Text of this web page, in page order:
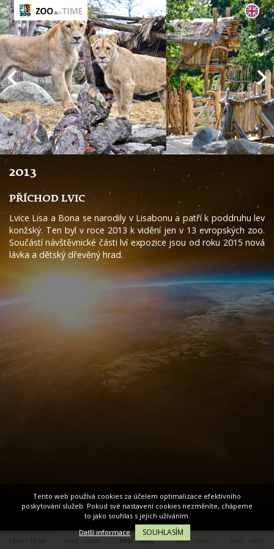
2013
PŘÍCHOD LVIC
Lvice Lisa a Bona se narodily v Lisabonu a patří k poddruhu lev
konžský. Ten byl v roce 2013 k vidění jen v 13 evropských zoo.
Součástí návštěvnické části lví expozice jsou od roku 2015 nová
lávka a dětský dřevěný hrad.
2011 - 2015 2016 - 2021
Tento web používá cookies za účelem optimalizace efektivního
poskytování služeb. Pokud své nastavení cookies nezměníte, chápeme
to jako souhlas s jejich užíváním.
Další informace
SOUHLASÍM